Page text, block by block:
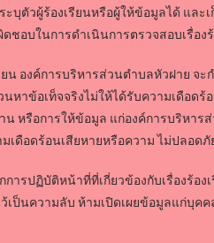
บุตัวผู้ร้องเรียนหรือผู้ให้ข้อมูลได้ แล
ชอบในการดำเนินการตรวจสอบเรื่อง
น องค์การบริหารส่วนตำบลหัวฝาย จ
หาข้อเท็จจริงไม่ให้ได้รับความเดือดร้
น หรือการให้ข้อมูล แก่องค์การบริหา
เดือดร้อนเสียหายหรือความ ไม่ปลอดภั
ารปฏิบัติหน้าที่ที่เกี่ยวข้องกับเรื่องร้อ
เป็นความลับ ห้ามเปิดเผยข้อมูลแก่บุค